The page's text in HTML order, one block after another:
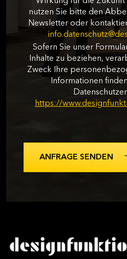
nutzen Sie bitte den
Newsletter oder
Sofern Sie unser
Inhalte zu beziehen,
Zweck Ihre
Informationen
https://